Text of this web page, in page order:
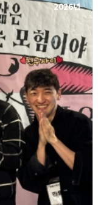
2026년